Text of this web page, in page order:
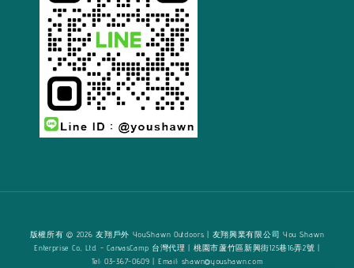
版權所有 © 2026 友翔戶外 YouShawn Outdoors | 友翔興業有限公司 You Shawn
Enterprise Co., Ltd. - CanvasCamp 台灣代理 | 桃園市蘆竹區新興街125巷16弄2號 |
Tel: 03-367-0609 | Email: shawn@youshawn.com